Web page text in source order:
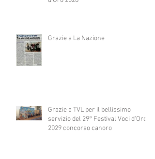
Grazie a La Nazione
Grazie a TVL per il bellissimo
servizio del 29° Festival Voci d'Oro
2029 concorso canoro